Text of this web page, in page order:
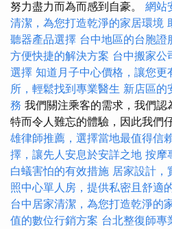
努力盡力而為而感到自豪。 網站
清潔，為您打造乾淨的家居環境
聽器產品選擇 台中地區的台胞證
方便快捷的解決方案 台中搬家公
選擇 知道月子中心價格，讓您更
所，輕鬆找到專業醫生 新店區的
務 我們關注乘客的需求，我們認
特而令人難忘的體驗，因此我們
雄律師推薦，選擇當地最值得信
擇，讓先人安息於安詳之地 按摩
白蟻害怕的有效措施 居家設計，
照中心單人房，提供私密且舒適
台中居家清潔，為您打造乾淨的
值的數位行銷方案 台北整復師專